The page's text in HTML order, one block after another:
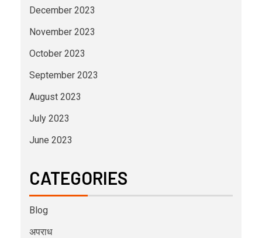
December 2023
November 2023
October 2023
September 2023
August 2023
July 2023
June 2023
CATEGORIES
Blog
अपराध